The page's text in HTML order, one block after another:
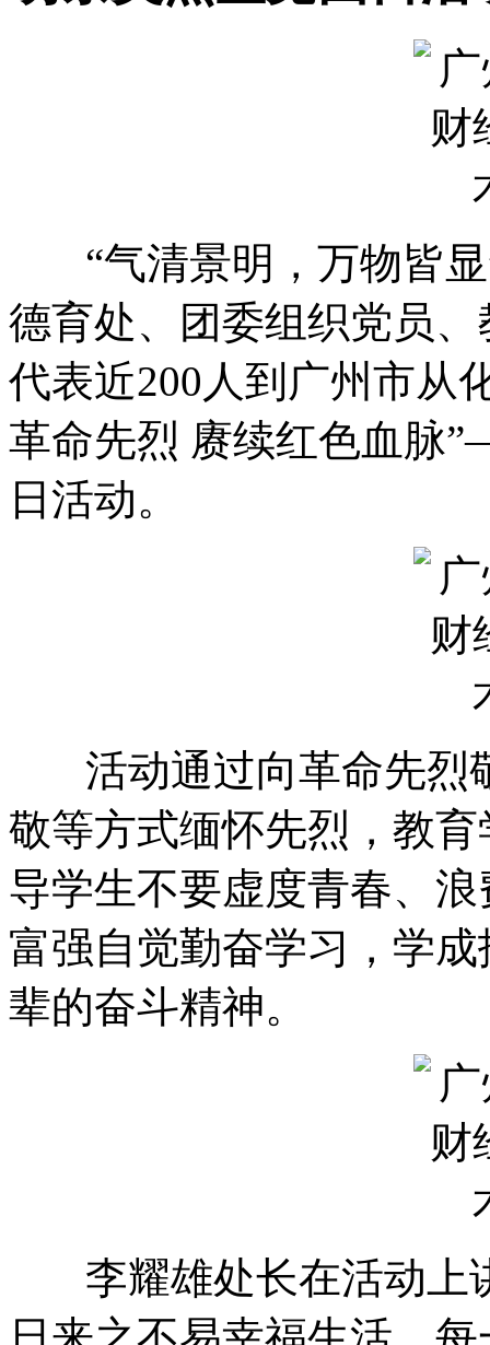
“气清景明，万物皆显
德育处、团委组织党员
代表近200人到广州市从
革命先烈 赓续红色血脉
日活动。
活动通过向革命先烈
敬等方式缅怀先烈，教
导学生不要虚度青春、
富强自觉勤奋学习，学
辈的奋斗精神。
李耀雄处长在活动上